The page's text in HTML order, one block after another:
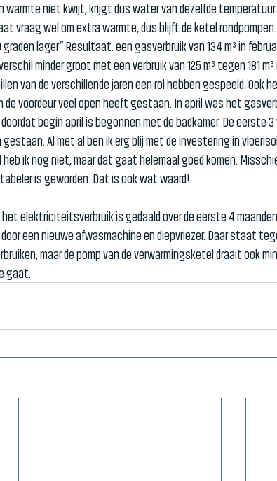
warmte niet kwijt, krijgt dus water van dezelfde
vraag wel om extra warmte, dus blijft de ketel
lager” Resultaat: een gasverbruik van 134 m³ in
minder groot met een verbruik van 125 m³ tegen 181 m³
van de verschillende jaren een rol hebben gespeeld. Ook
voordeur veel open heeft gestaan. In april was het
begin april is begonnen met de badkamer. De eerste
Al met al ben ik erg blij met de investering in
ik nog niet, maar dat gaat helemaal goed komen.
is geworden. Dat is ook wat waard!
elektriciteitsverbruik is gedaald over de eerste 4
een nieuwe afwasmachine en diepvriezer. Daar staat
maar de pomp van de verwarmingsketel draait ook
gaat.